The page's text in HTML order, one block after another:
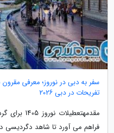
سفر به دبی در نوروز؛ معرفی
تفریحات در دبی 2026
فراهم می آورد تا شاهد دگردیسی